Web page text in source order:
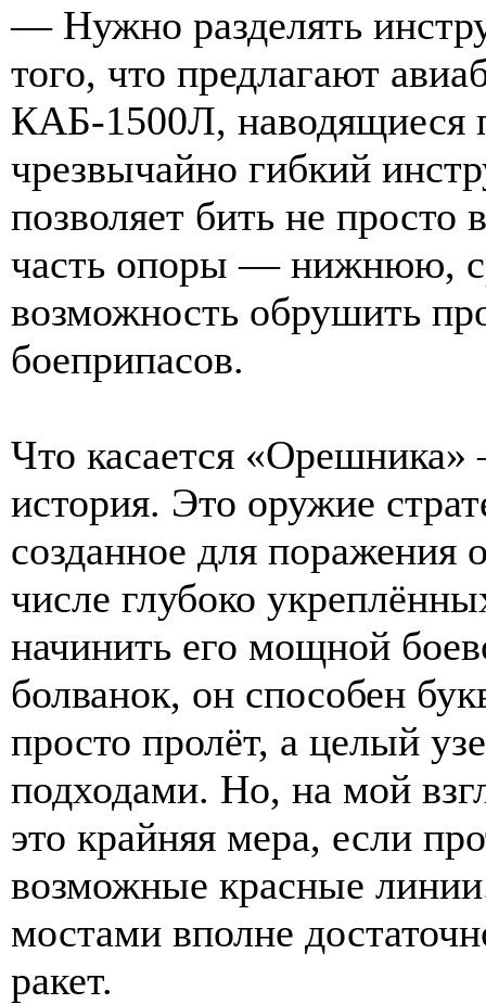
— Нужно разделять
того, что предлагают
КАБ-1500Л, наводящиеся
чрезвычайно гибкий
позволяет бить не
часть опоры — нижнюю,
возможность обрушить
боеприпасов.
Что касается
история. Это оружие
созданное для
числе глубоко
начинить его мощной
болванок, он способен
просто пролёт, а целый
подходами. Но, на мой
это крайняя мера, если
возможные красные
мостами вполне
ракет.